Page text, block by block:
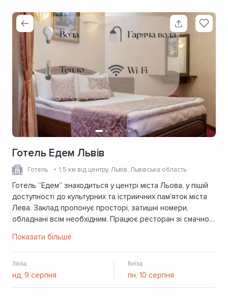
Готель Едем Львів
Готель 1.5 км від центру, Львів, Львівська область
Готель “Едем” знаходиться у центрі міста Льова, у пішій
доступності до культурних та істриичних пам'яток міста
Лева. Заклад пропонує просторі, затишні номери,
обладнані всім необхідним. Працює ресторан зі смачною
Fi.
Показати більше
Заїзд Виїзд